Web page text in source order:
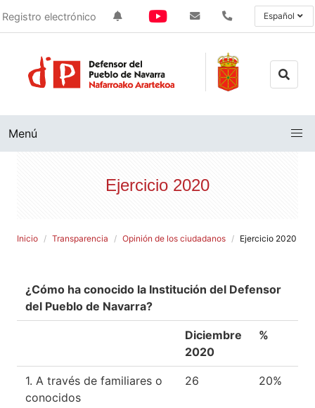
Registro electrónico Español
Menú
Ejercicio 2020
Inicio Transparencia Opinión de los ciudadanos Ejercicio 2020
¿Cómo ha conocido la Institución del Defensor
del Pueblo de Navarra?
Diciembre
2020
%
1. A través de familiares o
conocidos
26 20%